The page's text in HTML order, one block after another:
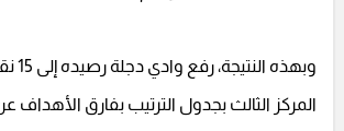
المركز الثالث بجدول الترتيب بفارق الأهداف